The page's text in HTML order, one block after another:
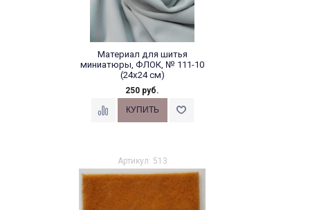
Материал для шитья
миниатюры, ФЛОК, № 111-10
(24х24 см)
250 руб.
Артикул: 513